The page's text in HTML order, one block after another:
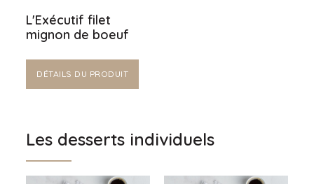
L'Exécutif filet
mignon de boeuf
DÉTAILS DU PRODUIT
Les desserts individuels